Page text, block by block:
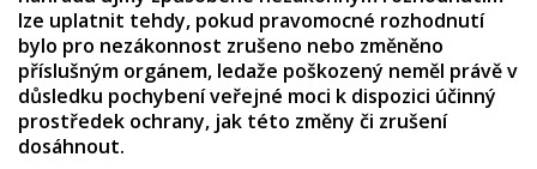
lze uplatnit tehdy, pokud pravomocné rozhodnutí
bylo pro nezákonnost zrušeno nebo změněno
příslušným orgánem, ledaže poškozený neměl právě v
důsledku pochybení veřejné moci k dispozici účinný
prostředek ochrany, jak této změny či zrušení
dosáhnout.